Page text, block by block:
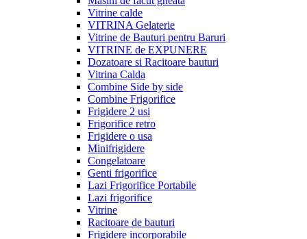
Vitrine calde
VITRINA Gelaterie
Vitrine de Bauturi pentru Baruri
VITRINE de EXPUNERE
Dozatoare si Racitoare bauturi
Vitrina Calda
Combine Side by side
Combine Frigorifice
Frigidere 2 usi
Frigorifice retro
Frigidere o usa
Minifrigidere
Congelatoare
Genti frigorifice
Lazi Frigorifice Portabile
Lazi frigorifice
Vitrine
Racitoare de bauturi
Frigidere incorporabile